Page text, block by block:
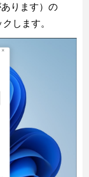
ります）の
します。